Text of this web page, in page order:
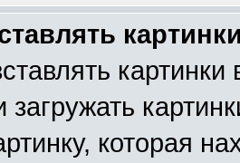
загружать
которая